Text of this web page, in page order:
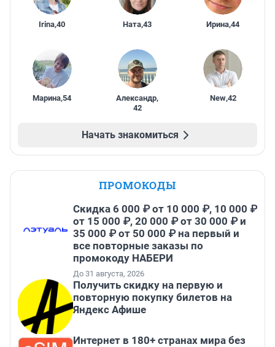
Irina,40 Ната,43 Ирина,44
Марина,54 Александр,
42
New,42
Начать знакомиться
ПРОМОКОДЫ
Скидка 6 000 ₽ от 10 000 ₽, 10 000 ₽
от 15 000 ₽, 20 000 ₽ от 30 000 ₽ и
35 000 ₽ от 50 000 ₽ на первый и
все повторные заказы по
промокоду НАБЕРИ
До 31 августа, 2026
Получить скидку на первую и
повторную покупку билетов на
Яндекс Афише
Интернет в 180+ странах мира без